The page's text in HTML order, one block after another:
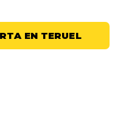
EN TERUEL